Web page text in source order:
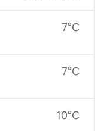
7°C
7°C
10°C